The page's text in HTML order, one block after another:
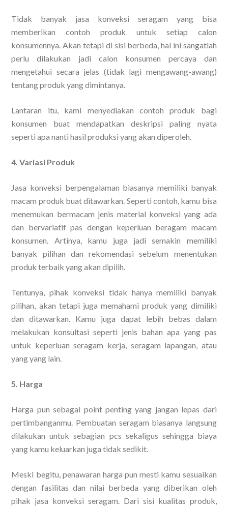
Tidak banyak jasa konveksi seragam yang bisa
memberikan contoh produk untuk setiap calon
konsumennya. Akan tetapi di sisi berbeda, hal ini sangatlah
perlu dilakukan jadi calon konsumen percaya dan
mengetahui secara jelas (tidak lagi mengawang-awang)
tentang produk yang dimintanya.
Lantaran itu, kami menyediakan contoh produk bagi
konsumen buat mendapatkan deskripsi paling nyata
seperti apa nanti hasil produksi yang akan diperoleh.
4. Variasi Produk
Jasa konveksi berpengalaman biasanya memiliki banyak
macam produk buat ditawarkan. Seperti contoh, kamu bisa
menemukan bermacam jenis material konveksi yang ada
dan bervariatif pas dengan keperluan beragam macam
konsumen. Artinya, kamu juga jadi semakin memiliki
banyak pilihan dan rekomendasi sebelum menentukan
produk terbaik yang akan dipilih.
Tentunya, pihak konveksi tidak hanya memiliki banyak
pilihan, akan tetapi juga memahami produk yang dimiliki
dan ditawarkan. Kamu juga dapat lebih bebas dalam
melakukan konsultasi seperti jenis bahan apa yang pas
untuk keperluan seragam kerja, seragam lapangan, atau
yang yang lain.
5. Harga
Harga pun sebagai point penting yang jangan lepas dari
pertimbanganmu. Pembuatan seragam biasanya langsung
dilakukan untuk sebagian pcs sekaligus sehingga biaya
yang kamu keluarkan juga tidak sedikit.
Meski begitu, penawaran harga pun mesti kamu sesuaikan
dengan fasilitas dan nilai berbeda yang diberikan oleh
pihak jasa konveksi seragam. Dari sisi kualitas produk,